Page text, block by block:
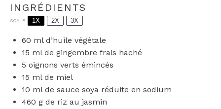
INGRÉDIENTS
SCALE 1X 2X 3X
60 ml d’huile végétale
15 ml de gingembre frais haché
5 oignons verts émincés
15 ml de miel
10 ml de sauce soya réduite en sodium
460 g de riz au jasmin